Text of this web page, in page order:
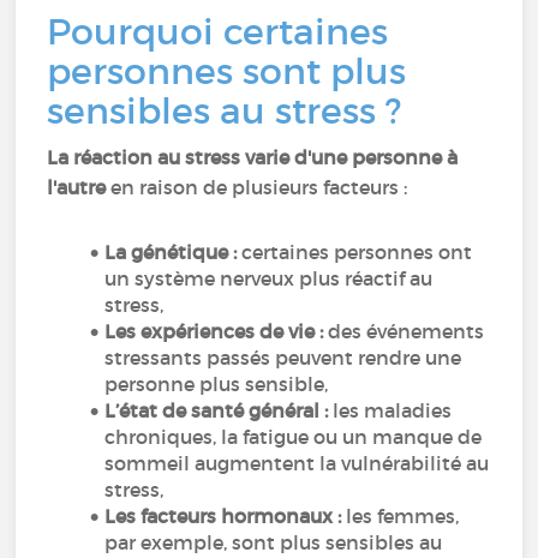
Pourquoi certaines
personnes sont plus
sensibles au stress ?
La réaction au stress varie d'une personne à
l'autreen raison de plusieurs facteurs :
La génétique :certaines personnes ont
un système nerveux plus réactif au
stress,
Les expériences de vie :des événements
stressants passés peuvent rendre une
personne plus sensible,
L’état de santé général :les maladies
chroniques, la fatigue ou un manque de
sommeil augmentent la vulnérabilité au
stress,
Les facteurs hormonaux :les femmes,
par exemple, sont plus sensibles au